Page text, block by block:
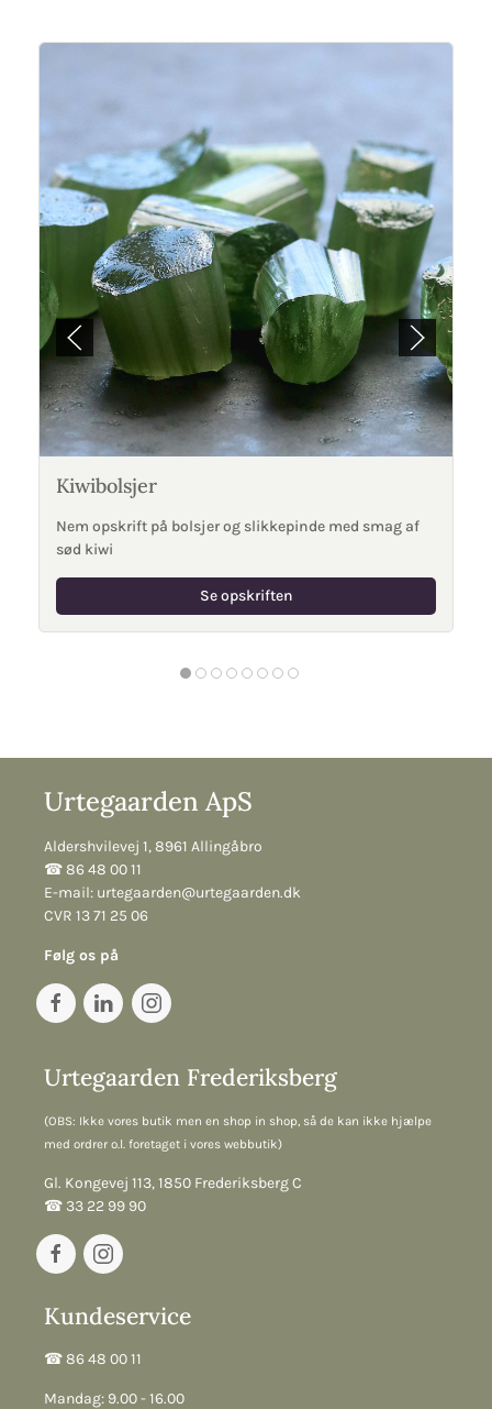
Kiwibolsjer
Nem opskrift på bolsjer og slikkepinde med smag af
sød kiwi
Se opskriften
Urtegaarden ApS
Aldershvilevej 1, 8961 Allingåbro
☎︎ 86 48 00 11
E-mail: urtegaarden@urtegaarden.dk
CVR 13 71 25 06
Følg os på
Urtegaarden Frederiksberg
(OBS: Ikke vores butik men en shop in shop, så de kan ikke hjælpe
med ordrer o.l. foretaget i vores webbutik)
Gl. Kongevej 113, 1850 Frederiksberg C
☎︎ 33 22 99 90
Kundeservice
☎︎ 86 48 00 11
Mandag: 9.00 - 16.00